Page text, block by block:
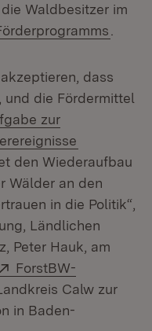
Waldbesitzer im
dass
die Fördermittel
zur
den Wiederaufbau
Wälder an den
in die Politik“,
Ländlichen
Peter Hauk, am
Extern:
ForstBW-
in neuem Fenster)
Calw zur
in Baden-